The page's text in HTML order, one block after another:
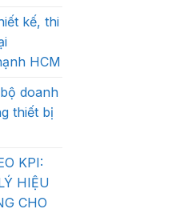
kế, thi
HCM
doanh
thiết bị
KPI:
HIỆU
CHO